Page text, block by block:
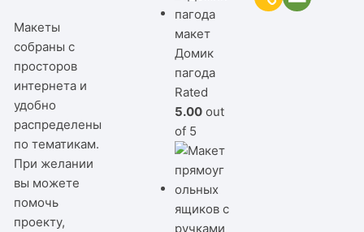
Макеты
собраны с
просторов
интернета и
удобно
распределены
по тематикам.
При желании
вы можете
помочь
проекту,
Домик
пагода
Rated
5.00 out
of 5